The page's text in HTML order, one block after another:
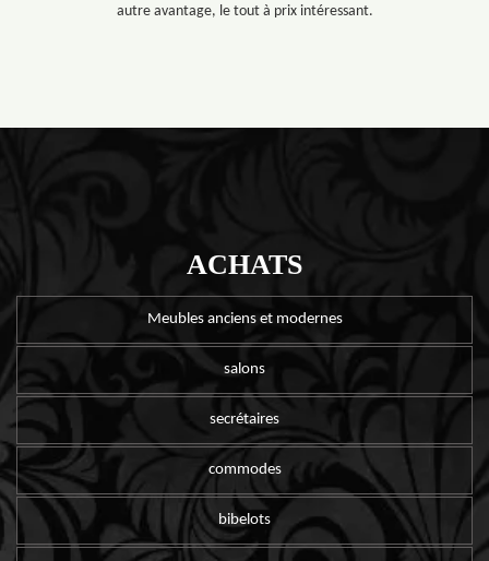
autre avantage, le tout à prix intéressant.
ACHATS
Meubles anciens et modernes
salons
secrétaires
commodes
bibelots